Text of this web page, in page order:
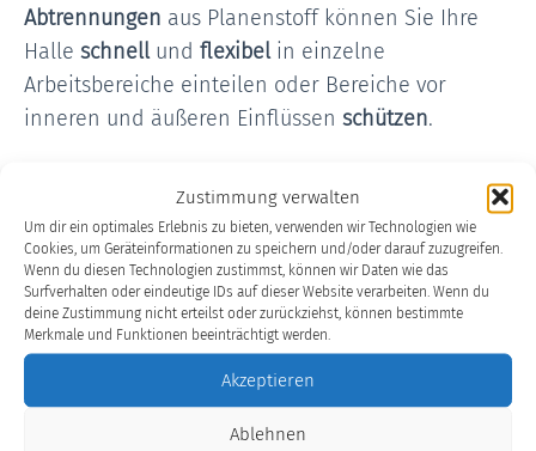
Zustimmung verwalten
Um dir ein optimales Erlebnis zu bieten, verwenden wir Technologien wie
Cookies, um Geräteinformationen zu speichern und/oder darauf zuzugreifen.
Wenn du diesen Technologien zustimmst, können wir Daten wie das
Surfverhalten oder eindeutige IDs auf dieser Website verarbeiten. Wenn du
deine Zustimmung nicht erteilst oder zurückziehst, können bestimmte
Merkmale und Funktionen beeinträchtigt werden.
Akzeptieren
Ablehnen
Abtrennungen aus Planenstoff können Sie Ihre
Halle schnellund flexibelin einzelne
Arbeitsbereiche einteilen oder Bereiche vor
inneren und äußeren Einflüssen schützen.
EineHallen-Abtrennungaus Planenstoff können
wir mit den unterschiedlichsten Eigenschaften
versehen: Soll er beispielsweise gegen
Chemikalien beständig, schwer entflammbar,
durchsichtig,verschiebbaroderantistatischsein?
die passgenaue Lösung
Produktions- oder Lagerhalle an.